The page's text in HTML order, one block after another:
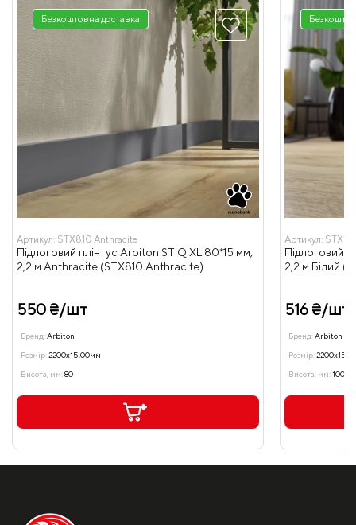
Безкоштовна доставка
Артикул: STX810 Anthracite
Підлоговий плінтус Arbiton STIQ XL 80*15 мм,
2,2 м Anthracite (STX810 Anthracite)
550 ₴/шт
Бренд:Arbiton
Розмір:2200x15.00мм
Висота, мм:80
Артикул: STX110
Підлоговий
2,2 м Білий
516 ₴/шт
Бренд:Arbiton
Розмір:
Висота, мм:100